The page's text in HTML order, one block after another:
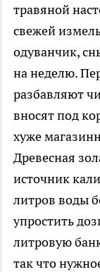
травяной
свежей
одуванчик,
на неделю.
разбавляют
вносят под
хуже
Древесная
источник
литров воды
упростить
литровую
так что